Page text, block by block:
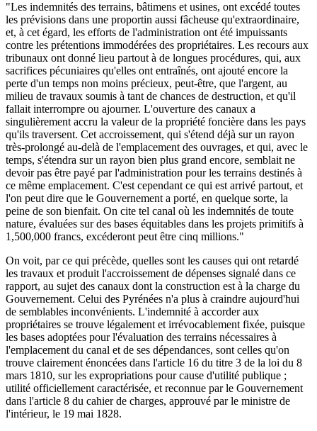
"Les indemnités des terrains, bâtimens et usines, ont excédé toutes
les prévisions dans une proportin aussi fâcheuse qu'extraordinaire,
et, à cet égard, les efforts de l'administration ont été impuissants
contre les prétentions immodérées des propriétaires. Les recours aux
tribunaux ont donné lieu partout à de longues procédures, qui, aux
sacrifices pécuniaires qu'elles ont entraînés, ont ajouté encore la
perte d'un temps non moins précieux, peut-être, que l'argent, au
milieu de travaux soumis à tant de chances de destruction, et qu'il
fallait interrompre ou ajourner. L'ouverture des canaux a
singulièrement accru la valeur de la propriété foncière dans les pays
qu'ils traversent. Cet accroissement, qui s'étend déjà sur un rayon
très-prolongé au-delà de l'emplacement des ouvrages, et qui, avec le
temps, s'étendra sur un rayon bien plus grand encore, semblait ne
devoir pas être payé par l'administration pour les terrains destinés à
ce même emplacement. C'est cependant ce qui est arrivé partout, et
l'on peut dire que le Gouvernement a porté, en quelque sorte, la
peine de son bienfait. On cite tel canal où les indemnités de toute
nature, évaluées sur des bases équitables dans les projets primitifs à
1,500,000 francs, excéderont peut être cinq millions."
On voit, par ce qui précède, quelles sont les causes qui ont retardé
les travaux et produit l'accroissement de dépenses signalé dans ce
rapport, au sujet des canaux dont la construction est à la charge du
Gouvernement. Celui des Pyrénées n'a plus à craindre aujourd'hui
de semblables inconvénients. L'indemnité à accorder aux
propriétaires se trouve légalement et irrévocablement fixée, puisque
les bases adoptées pour l'évaluation des terrains nécessaires à
l'emplacement du canal et de ses dépendances, sont celles qu'on
trouve clairement énoncées dans l'article 16 du titre 3 de la loi du 8
mars 1810, sur les expropriations pour cause d'utilité publique ;
utilité officiellement caractérisée, et reconnue par le Gouvernement
dans l'article 8 du cahier de charges, approuvé par le ministre de
l'intérieur, le 19 mai 1828.